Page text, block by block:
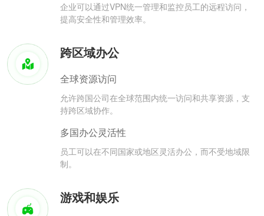
企业可以通过VPN统一管理和监控员工的远程访问，
提高安全性和管理效率。
跨区域办公
全球资源访问
允许跨国公司在全球范围内统一访问和共享资源，支
持跨区域协作。
多国办公灵活性
员工可以在不同国家或地区灵活办公，而不受地域限
制。
游戏和娱乐